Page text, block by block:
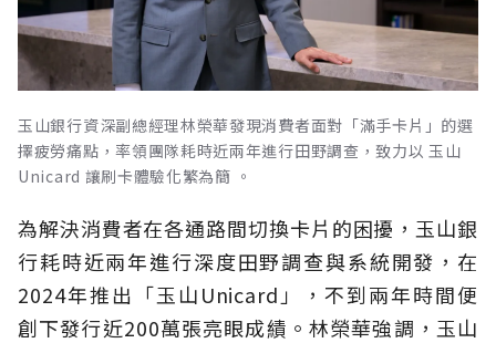
玉山銀行資深副總經理林榮華發現消費者面對「滿手卡片」的選
擇疲勞痛點，率領團隊耗時近兩年進行田野調查，致力以 玉山
Unicard 讓刷卡體驗化繁為簡 。
為解決消費者在各通路間切換卡片的困擾，玉山銀
行耗時近兩年進行深度田野調查與系統開發，在
2024年推出「玉山Unicard」，不到兩年時間便
創下發行近200萬張亮眼成績。林榮華強調，玉山